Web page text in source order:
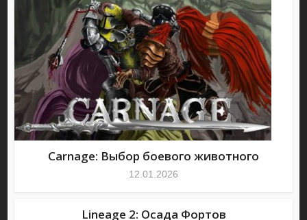
Carnage: Выбор боевого животного
12.01.2026
Lineage 2: Осада Фортов